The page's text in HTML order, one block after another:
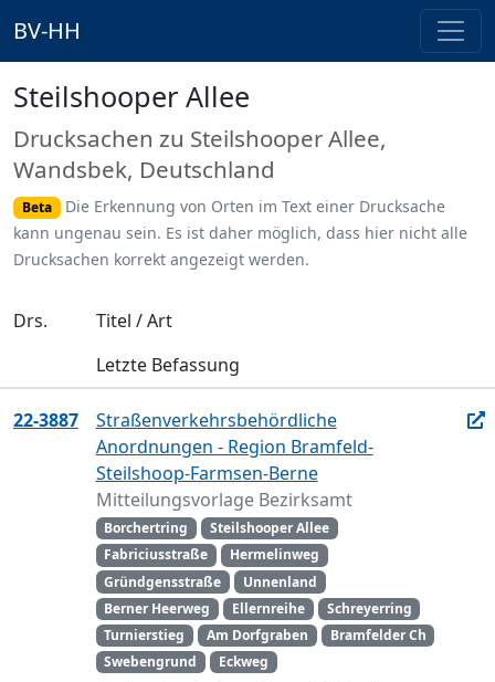
BV-HH
Steilshooper Allee
Drucksachen zu Steilshooper Allee,
Wandsbek, Deutschland
Beta
Die Erkennung von Orten im Text einer Drucksache
kann ungenau sein. Es ist daher möglich, dass hier nicht alle
Drucksachen korrekt angezeigt werden.
Drs.
Titel / Art
Letzte Befassung
22-3887
Straßenverkehrsbehördliche
Anordnungen - Region Bramfeld-
Steilshoop-Farmsen-Berne
Mitteilungsvorlage Bezirksamt
Borchertring
Steilshooper Allee
Fabriciusstraße
Hermelinweg
Gründgensstraße
Unnenland
Berner Heerweg
Ellernreihe
Schreyerring
Turnierstieg
Am Dorfgraben
Bramfelder Ch
Swebengrund
Eckweg